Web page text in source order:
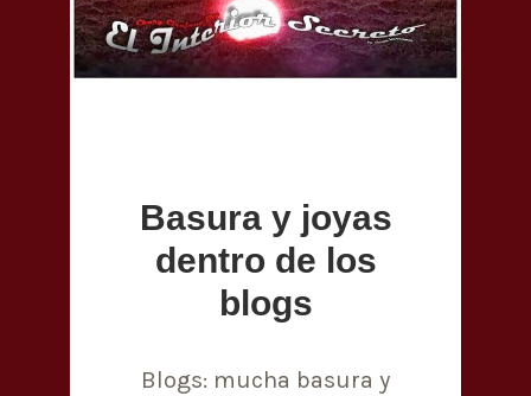
Basura y joyas
dentro de los
blogs
Blogs: mucha basura y